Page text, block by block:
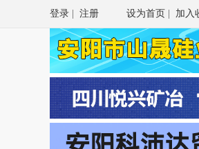
登录 注册 设为首页 加入